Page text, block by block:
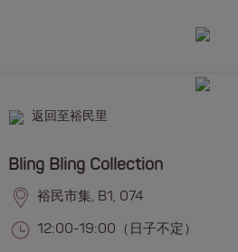
返回至裕民里
Bling Bling Collection
裕民市集, B1, 074
12:00-19:00（日子不定）